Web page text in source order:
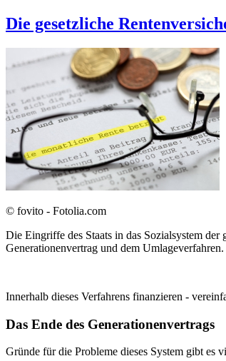
Die gesetzliche
© fovito - Fotolia.com
Die Eingriffe des Staats in das Sozialsystem
Generationenvertrag und dem Umlageverfahren.
Innerhalb dieses Verfahrens finanzieren -
Das Ende des Generationenvertrags
Gründe für die Probleme dieses System gibt es